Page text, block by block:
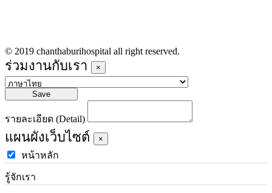
© 2019 chanthaburihospital all right reserved.
ร่วมงานกับเรา ×
Save
รายละเอียด (Detail)
แผนผังเว็บไซต์ ×
หน้าหลัก
รู้จักเรา